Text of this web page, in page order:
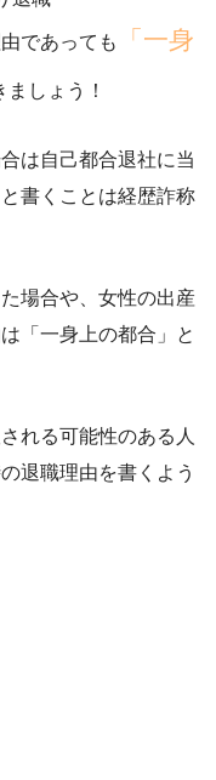
であっても
「一身
ましょう！
は自己都合退社に当
書くことは経歴詐称
場合や、女性の出産
「一身上の都合」と
れる可能性のある人
退職理由を書く よう